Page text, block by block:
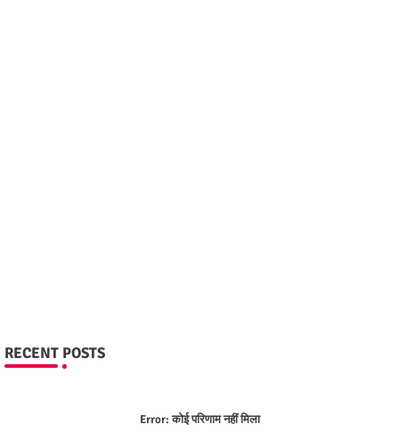
RECENT POSTS
Error:कोई परिणाम नहीं मिला